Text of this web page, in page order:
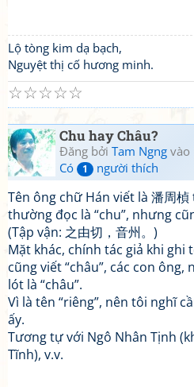
Lộ tòng kim dạ bạch,
Nguyệt thị cố hương minh.
☆
☆
☆
☆
☆
Chu hay Châu?
Đăng bởi Tam Ngng vào
Có
1 người thích
Tên ông chữ Hán viết là 潘周
thường đọc là “chu”, nhưng
(Tập vận: 之由切，音州。)
Mặt khác, chính tác giả khi
cũng viết “châu”, các con
lót là “châu”.
Vì là tên “riêng”, nên tôi nghĩ
ấy.
Tương tự với Ngô Nhân Tịnh
Tĩnh), v.v.